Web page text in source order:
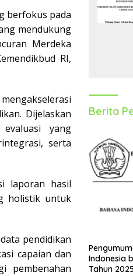
berfokus pada
mendukung
Merdeka
RI,
Dijelaskan
yang
serta
laporan hasil
holistik untuk
pendidikan
capaian dan
pembenahan
Berita
Indonesia
Tahun 2025